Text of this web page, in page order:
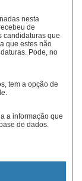
nesta
de
candidaturas que
que estes não
Pode, no
tem a opção de
a informação que
de dados.